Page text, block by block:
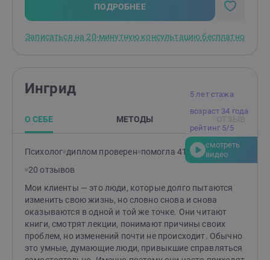
(ПТСР), неопределенностью в жизни и повышенной
тревожностью, низкой самооценкой. Я понимаю, как
отношения с окружающими. Также я работаю с
реакциями.Сегодня я опираюсь как на накопленные
опыт, чтобы помочь людям справиться со
сложностями в себе, в отношениях с партнером или
ребенком. Я знаю, как построить гармонию и счастье
в семейной жизни и в вашем внутреннем
мире.Давайте сделаем это вместе!Я здесь, чтобы
поддержать вас на вашем пути к лучшей жизни.
ПОДРОБНЕЕ
Записаться на 20-минутную консультацию бесплатно
5 лет стажа
возраст 34 года
рейтинг 5/5
смотреть
видео
Ингрид
О СЕБЕ МЕТОДЫ
Психолог диплом проверен помогла 410 клиентам
20 отзывов
Мои клиенты — это люди, которые долго пытаются
изменить свою жизнь, но словно снова и снова
оказываются в одной и той же точке. Они читают
книги, смотрят лекции, понимают причины своих
проблем, но изменений почти не происходит. Обычно
это умные, думающие люди, привыкшие справляться